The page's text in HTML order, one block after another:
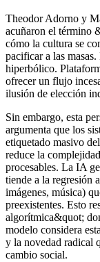
Theodor Adorno y
acuñaron el término
cómo la cultura se
pacificar a las
hiperbólico.
ofrecer un flujo
ilusión de elección
Sin embargo, esta
argumenta que los
etiquetado masivo
reduce la
procesables. La IA
tiende a la regresión
imágenes, música)
preexistentes. Esto
algorítmica&quot;
modelo considera
y la novedad radical
cambio social.